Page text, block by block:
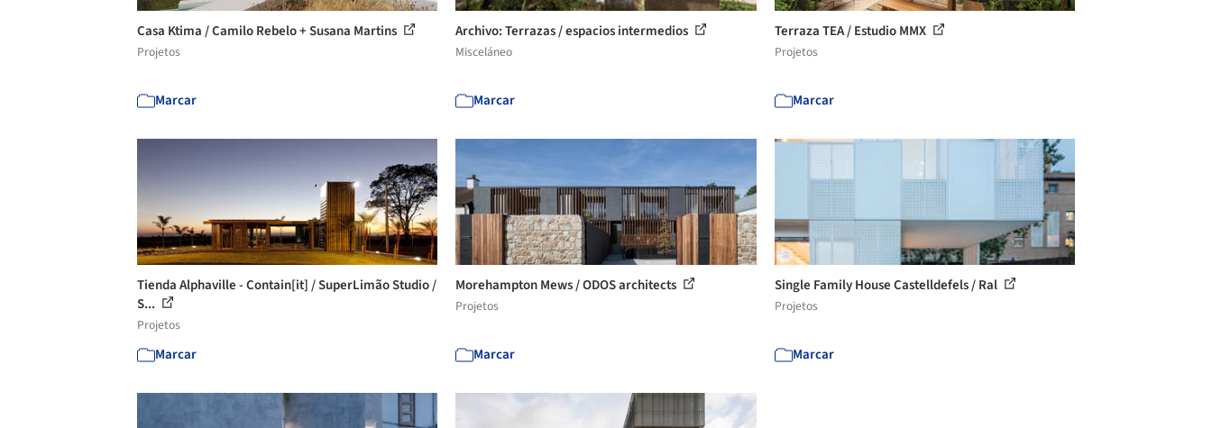
Casa Ktima / Camilo Rebelo + Susana Martins
Projetos
Marcar
Archivo: Terrazas / espacios intermedios
Misceláneo
Marcar
Terraza TEA / Estudio MMX
Projetos
Marcar
Tienda Alphaville - Contain[it] / SuperLimão Studio /
S...
Projetos
Marcar
Morehampton Mews / ODOS architects
Projetos
Marcar
Single Family House Castelldefels / Ral
Projetos
Marcar